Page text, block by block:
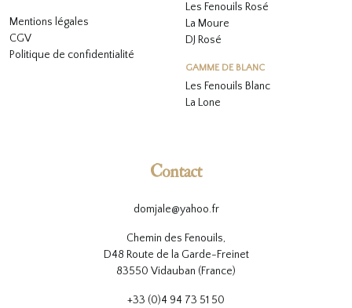
Mentions légales
CGV
Politique de confidentialité
Les Fenouils Rosé
La Moure
DJ Rosé
GAMME DE BLANC
Les Fenouils Blanc
La Lone
Contact
domjale@yahoo.fr
Chemin des Fenouils,
D48 Route de la Garde-Freinet
83550 Vidauban (France)
+33 (0)4 94 73 51 50